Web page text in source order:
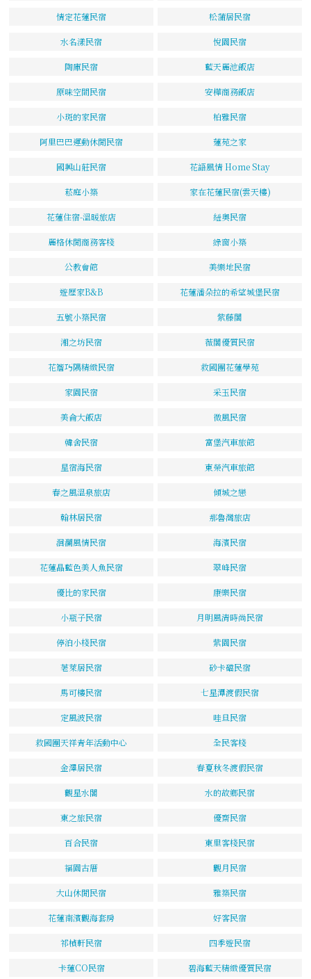
情定花蓮民宿 松蒲居民宿
水名漾民宿 悅園民宿
陶庫民宿 藍天麗池飯店
原味空間民宿 安樺商務飯店
小斑的家民宿 柏雅民宿
阿里巴巴運動休閒民宿 蓮苑之家
國興山莊民宿 花語風情 Home Stay
菘庭小築 家在花蓮民宿(雲天樓)
花蓮住宿-溫暖旅店 紐奧民宿
麗格休閒商務客棧 綠窗小築
公教會館 美樂地民宿
遊歷家B&B 花蓮潘朵拉的希望城堡民宿
五號小築民宿 紫藤閣
湘之坊民宿 薇閣優質民宿
花簷巧隅精緻民宿 救國團花蓮學苑
家園民宿 采玉民宿
美侖大飯店 微風民宿
韓舍民宿 富堡汽車旅館
星宿海民宿 東榮汽車旅館
春之風溫泉旅店 傾城之戀
翰林居民宿 那魯灣旅店
洄瀾風情民宿 海濱民宿
花蓮晶藍色美人魚民宿 翠峰民宿
優比的家民宿 康樂民宿
小瓶子民宿 月明風清時尚民宿
停泊小棧民宿 紫園民宿
荖萊居民宿 砂卡礑民宿
馬可樓民宿 七星潭渡假民宿
定風波民宿 哇旦民宿
救國團天祥青年活動中心 全民客棧
金澤居民宿 春夏秋冬渡假民宿
觀星水閣 水的故鄉民宿
東之旅民宿 優齋民宿
百合民宿 東里客棧民宿
福園古厝 觀月民宿
大山休閒民宿 雅築民宿
花蓮南濱觀海套房 好客民宿
祁楨軒民宿 四季遊民宿
卡蓮CO民宿 碧海藍天精緻優質民宿